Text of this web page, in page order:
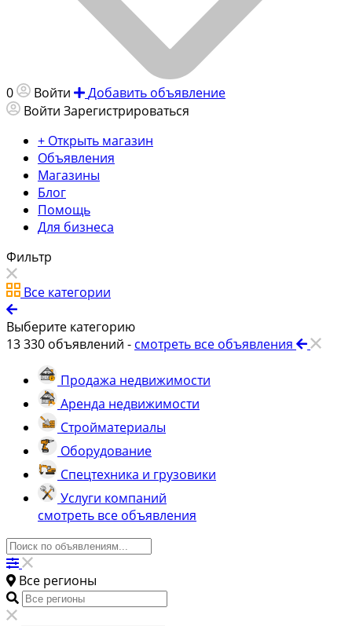
0 Войти
Добавить объявление
Войти Зарегистрироваться
+ Открыть магазин
Объявления
Магазины
Блог
Помощь
Для бизнеса
Фильтр
Все категории
Выберите категорию
13 330 объявлений - смотреть все объявления
Продажа недвижимости
Аренда недвижимости
Стройматериалы
Оборудование
Спецтехника и грузовики
Услуги компаний
смотреть все объявления
Все регионы